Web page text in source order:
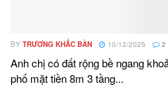
BY TRƯƠNG KHẮC BẢN 10/12/2025 2
Anh chị có đất rộng bề ngang
phố mặt tiền 8m 3 tầng...